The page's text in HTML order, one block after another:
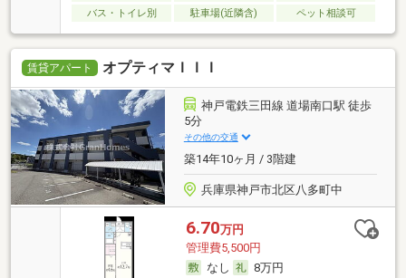
バス・トイレ別
駐車場(近隣含) ペット相談可
賃貸アパート オプティマＩＩＩ
神戸電鉄三田線 道場南口駅 徒歩
5分
その他の交通
築14年10ヶ月 / 3階建
兵庫県神戸市北区八多町中
6.70万円
管理費5,500円
なし
8万円